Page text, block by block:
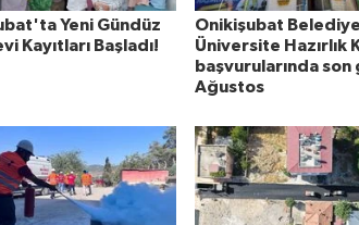
Yeni Gündüz
Kayıtları Başladı!
Onikişubat
Üniversite Hazırlık
başvurularında son
Ağustos